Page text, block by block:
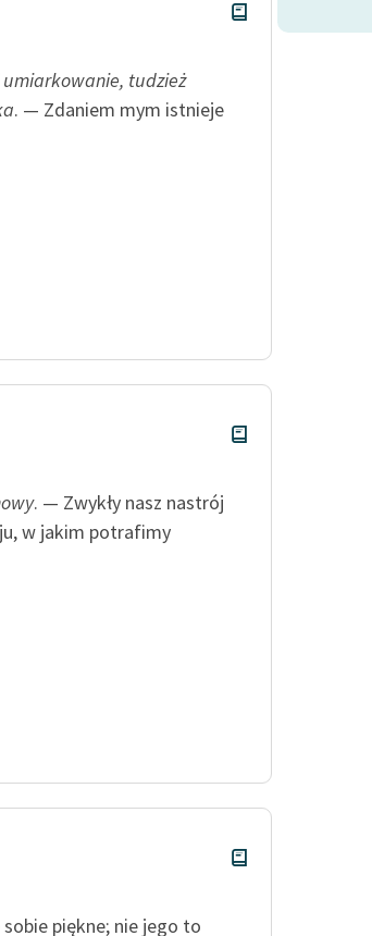
tudzież
. — Zdaniem mym istnieje
. — Zwykły nasz nastrój
w jakim potrafimy
piękne; nie jego to